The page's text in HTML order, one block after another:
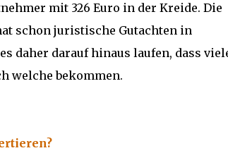
mit 326 Euro in der Kreide. Die
schon juristische Gutachten in
daher darauf hinaus laufen, dass
welche bekommen.